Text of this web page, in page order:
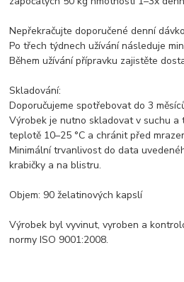
Nepřekračujte doporučené denní
Po třech týdnech užívání následuje
Během užívání přípravku zajistěte
Skladování:
Doporučujeme spotřebovat do 3
Výrobek je nutno skladovat v suchu a
teplotě 10–25 °C a chránit před
Minimální trvanlivost do data
krabičky a na blistru.
Objem: 90 želatinových kapslí
Výrobek byl vyvinut, vyroben a
normy ISO 9001:2008.